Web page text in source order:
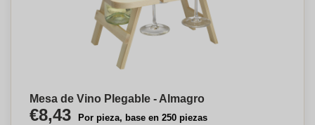
Mesa de Vino Plegable - Almagro
€8,43 Por pieza, base en 250 piezas